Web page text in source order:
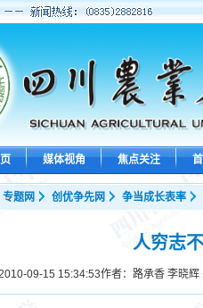
媒体视角 焦点关注
专题网 创优争先网 争当成长表率
人穷志
09-15 15:34:53作者：路承香 李晓辉